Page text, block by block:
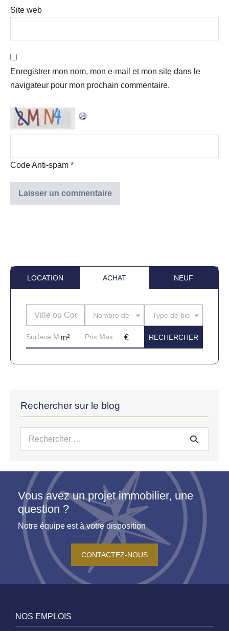
Site web
Enregistrer mon nom, mon e-mail et mon site dans le
navigateur pour mon prochain commentaire.
Code Anti-spam *
LOCATION ACHAT NEUF
Nombre de piècesType de bien
Rechercher sur le blog
Recherche
Vous avez un projet immobilier, une
question ?
Notre équipe est à votre disposition
CONTACTEZ-NOUS
NOS EMPLOIS